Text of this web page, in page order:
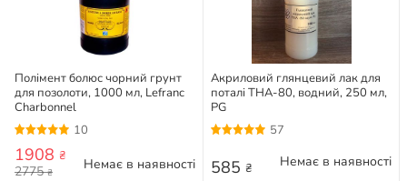
Полімент болюс чорний грунт
для позолоти, 1000 мл, Lefranc
Charbonnel
10
1908 ₴
2775₴ Немає в наявності
Акриловий глянцевий лак для
поталі THA-80, водний, 250 мл,
PG
57
585 ₴ Немає в наявності